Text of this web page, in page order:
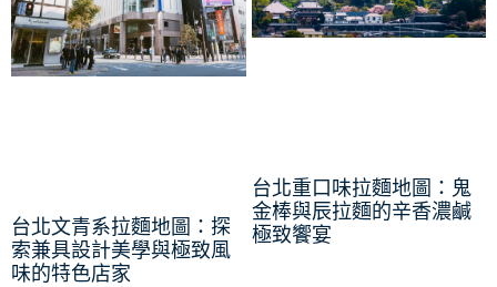
台北文青系拉麵地圖：探
索兼具設計美學與極致風
味的特色店家
台北重口味拉麵地圖：鬼
金棒與辰拉麵的辛香濃鹹
極致饗宴